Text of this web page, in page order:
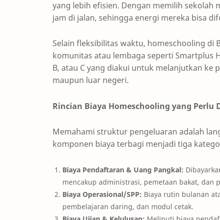
yang lebih efisien. Dengan memilih
jam di jalan, sehingga energi mereka bisa
Selain fleksibilitas waktu, homeschooling di
komunitas atau lembaga seperti Smartplus
B, atau C yang diakui untuk melanjutkan
maupun luar negeri.
Rincian Biaya Homeschooling yang Perlu
Memahami struktur pengeluaran adalah
komponen biaya terbagi menjadi tiga
Biaya Pendaftaran & Uang Pangkal:
mencakup administrasi, pemetaan bakat, dan
Biaya Operasional/SPP: Biaya rutin bulanan
pembelajaran daring, dan modul cetak.